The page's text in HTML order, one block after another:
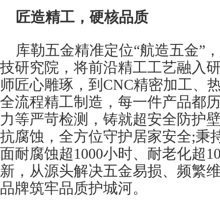
匠造精工，硬核品质
库勒五金精准定位“航造五金”
技研究院，将前沿精工工艺融入
师匠心雕琢，到CNC精密加工、
全流程精工制造，每一件产品都
力等严苛检测，铸就超安全防护
抗腐蚀，全方位守护居家安全;秉
面耐腐蚀超1000小时、耐老化超
新，从源头解决五金易损、频繁
品牌筑牢品质护城河。